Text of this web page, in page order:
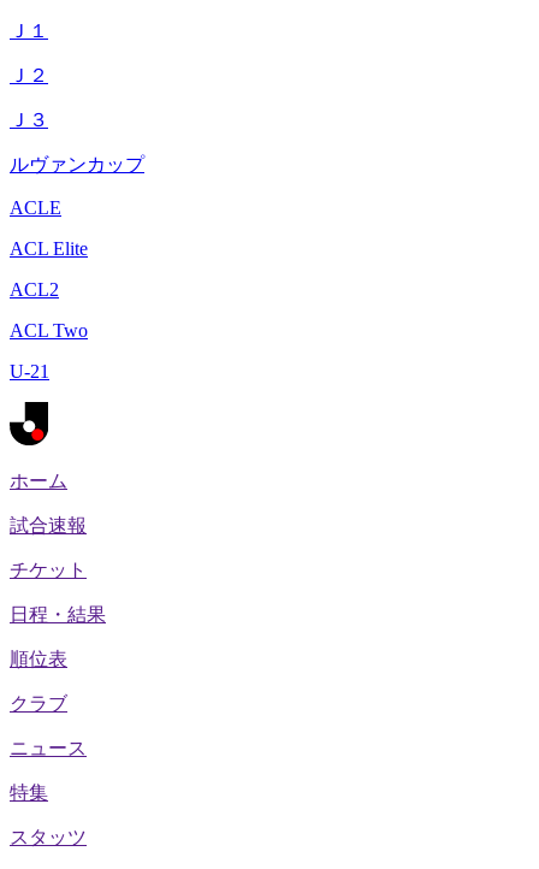
Ｊ１
Ｊ２
Ｊ３
ルヴァンカップ
ACLE
ACL Elite
ACL2
ACL Two
U-21
ホーム
試合速報
チケット
日程・結果
順位表
クラブ
ニュース
特集
スタッツ